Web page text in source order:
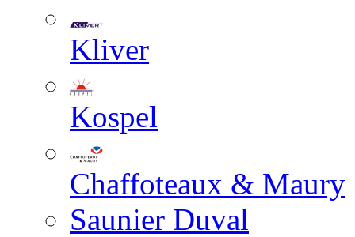
Kliver
Kospel
Chaffoteaux & Maury
Saunier Duval